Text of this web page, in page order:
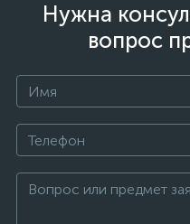
Нужна
вопрос